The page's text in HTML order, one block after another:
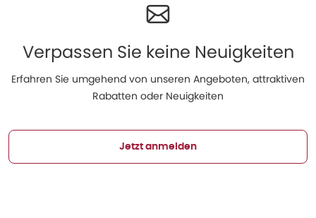
Verpassen Sie keine Neuigkeiten
Erfahren Sie umgehend von unseren Angeboten, attraktiven
Rabatten oder Neuigkeiten
Jetzt anmelden